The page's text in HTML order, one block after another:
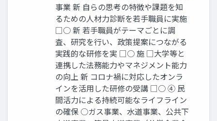
事業 新 自らの思考の特徴や課題を知
るための人材力診断を若手職員に実施
□○ 新 若手職員がテーマごとに調
査、研究を行い、政策提案につながる
実践的な研修を実 □○ 施 □大学等と
連携した法務能力やマネジメント能力
の向上 新 コロナ禍に対応したオンラ
インを活用した研修の受講 □○ ④ 民
間活力による持続可能なライフライン
の確保 ○ガス事業、水道事業、公共下